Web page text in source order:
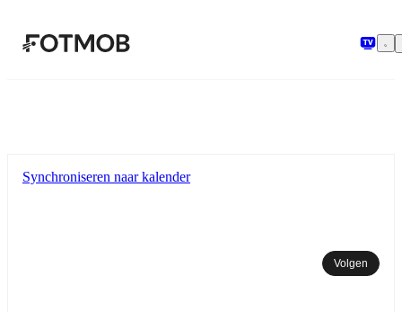
Synchroniseren naar kalender
Volgen